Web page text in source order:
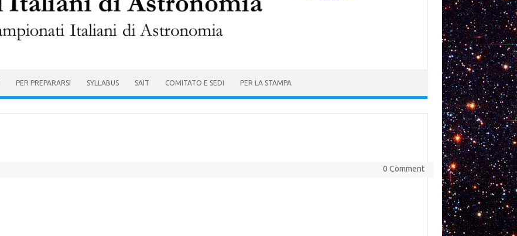
PER PREPARARSI SYLLABUS SAIT COMITATO E SEDI PER LA STAMPA
0 Comment